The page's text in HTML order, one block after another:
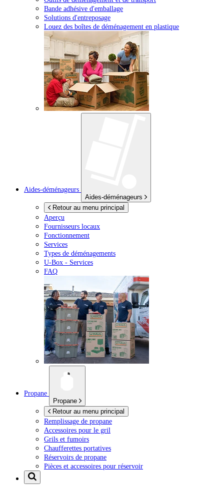
Bande adhésive d'emballage
Solutions d'entreposage
Louez des boîtes de déménagement en plastique
Aides-déménageurs
Aides-déménageurs
Retour au menu principal
Aperçu
Fournisseurs locaux
Fonctionnement
Services
Types de déménagements
U-Box - Services
FAQ
Propane
Propane
Retour au menu principal
Remplissage de propane
Accessoires pour le gril
Grils et fumoirs
Chaufferettes portatives
Réservoirs de propane
Pièces et accessoires pour réservoir